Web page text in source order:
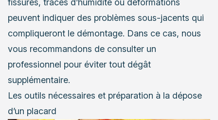
fissures, traces d’humidité ou déformations
peuvent indiquer des problèmes sous-jacents qui
compliqueront le démontage. Dans ce cas, nous
vous recommandons de consulter un
professionnel pour éviter tout dégât
supplémentaire.
Les outils nécessaires et préparation à la dépose
d’un placard